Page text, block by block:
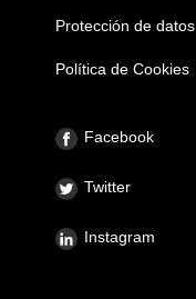
Protección de datos
Política de Cookies
Facebook
Twitter
Instagram